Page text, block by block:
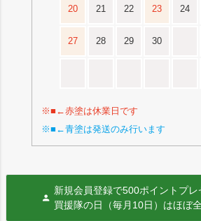
20 21 22 23 24
27 28 29 30
※■←赤塗は休業日です
※■←青塗は発送のみ行います
新規会員登録で500ポイントプレ
買援隊の日（毎月10日）はほぼ